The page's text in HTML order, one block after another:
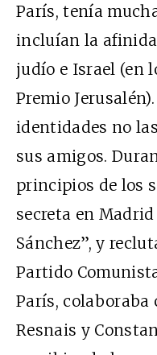
París, tenía
incluían la
judío e Israel (en
Premio
identidades no
sus amigos.
principios de los
secreta en
Sánchez”, y
Partido
París,
Resnais y